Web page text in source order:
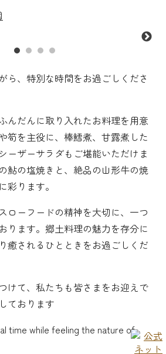
ら、特別な時間をお過ごしくださ
んだんに取り入れたお料理を用意
筍を主役に、棒鱈煮、甘露煮した
ーザーサラダもご堪能いただけま
鮎の塩焼きと、絶品の山形牛の焼
彩ります。
ローフードの精神を大切に、一つ
ります。郷土料理の魅力を存分に
癒されるひとときをお過ごしくだ
けて、私たちも皆さまをお迎えで
ております
time while feeling the nature of